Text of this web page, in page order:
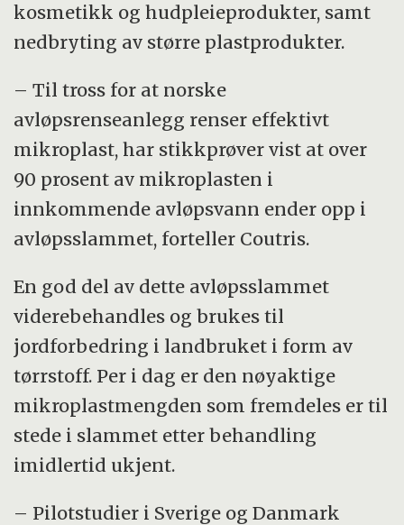
kosmetikk og hudpleieprodukter, samt
nedbryting av større plastprodukter.
– Til tross for at norske
avløpsrenseanlegg renser effektivt
mikroplast, har stikkprøver vist at over
90 prosent av mikroplasten i
innkommende avløpsvann ender opp i
avløpsslammet, forteller Coutris.
En god del av dette avløpsslammet
viderebehandles og brukes til
jordforbedring i landbruket i form av
tørrstoff. Per i dag er den nøyaktige
mikroplastmengden som fremdeles er til
stede i slammet etter behandling
imidlertid ukjent.
– Pilotstudier i Sverige og Danmark